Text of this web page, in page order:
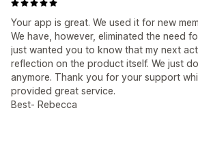
Your app is great. We used it for new
We have, however, eliminated the need
just wanted you to know that my next
reflection on the product itself. We just
anymore. Thank you for your support
provided great service.
Best- Rebecca